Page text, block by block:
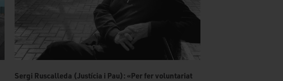
Sergi Ruscalleda (Justícia i Pau): «Per fer voluntariat